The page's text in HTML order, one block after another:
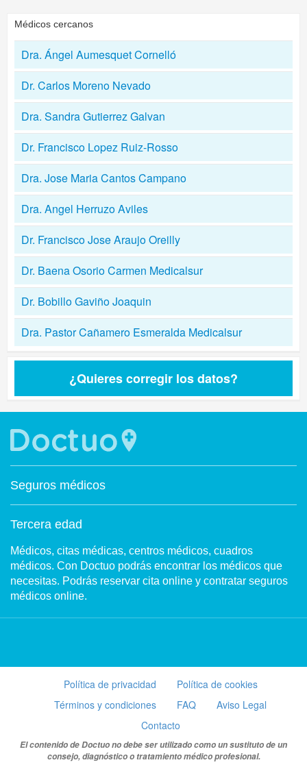
Médicos cercanos
Dra. Ángel Aumesquet Cornelló
Dr. Carlos Moreno Nevado
Dra. Sandra Gutierrez Galvan
Dr. Francisco Lopez Ruiz-Rosso
Dra. Jose Maria Cantos Campano
Dra. Angel Herruzo Aviles
Dr. Francisco Jose Araujo Oreilly
Dr. Baena Osorio Carmen Medicalsur
Dr. Bobillo Gaviño Joaquin
Dra. Pastor Cañamero Esmeralda Medicalsur
¿Quieres corregir los datos?
Seguros médicos
Tercera edad
Médicos, citas médicas, centros médicos, cuadros
médicos. Con Doctuo podrás encontrar los médicos que
necesitas. Podrás reservar cita online y contratar seguros
médicos online.
Política de privacidad
Política de cookies
Términos y condiciones
FAQ
Aviso Legal
Contacto
El contenido de Doctuo no debe ser utilizado como un sustituto de un
consejo, diagnóstico o tratamiento médico profesional.